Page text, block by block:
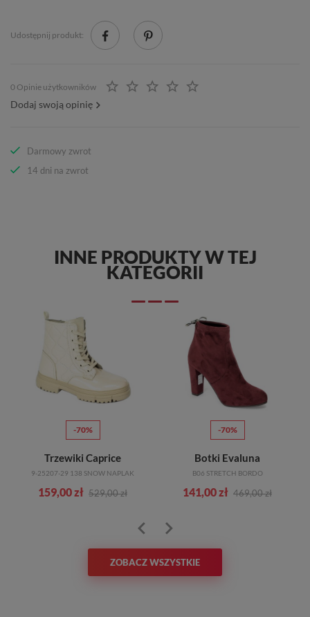
Udostępnij produkt:
0 Opinie użytkowników
Dodaj swoją opinię
Darmowy zwrot
14 dni na zwrot
INNE PRODUKTY W TEJ
KATEGORII
-70%
Trzewiki Caprice
9-25207-29 138 SNOW NAPLAK
159,00 zł 529,00 zł
-70%
Botki Evaluna
B06 STRETCH BORDO
141,00 zł 469,00 zł
ZOBACZ WSZYSTKIE